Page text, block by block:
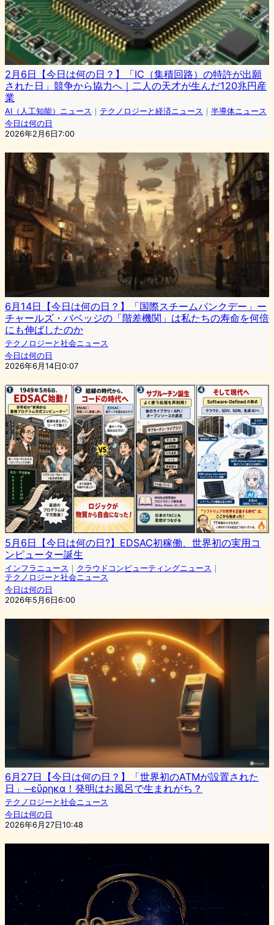
2月6日【今日は何の日？】「IC（集積回路）の特許が出願
された日」競争から協力へ｜二人の天才が生んだ120兆円産
業
AI（人工知能）ニュース ｜ テクノロジーと経済ニュース ｜ 半導体ニュース
今日は何の日
2026年2月6日7:00
6月14日【今日は何の日？】「国際スチームパンクデー」ー
チャールズ・バベッジの「階差機関」は私たちの寿命を何倍
にも伸ばしたのか
テクノロジーと社会ニュース
今日は何の日
2026年6月14日0:07
5月6日【今日は何の日?】EDSAC初稼働、世界初の実用コ
ンピューター誕生
インフラニュース ｜ クラウドコンピューティングニュース ｜
テクノロジーと社会ニュース
今日は何の日
2026年5月6日6:00
6月27日【今日は何の日？】「世界初のATMが設置された
日」─εὕρηκα！発明はお風呂で生まれがち？
テクノロジーと社会ニュース
今日は何の日
2026年6月27日10:48